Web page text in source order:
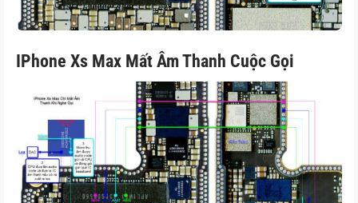
IPhone Xs Max Mất Âm Thanh Cuộc Gọi